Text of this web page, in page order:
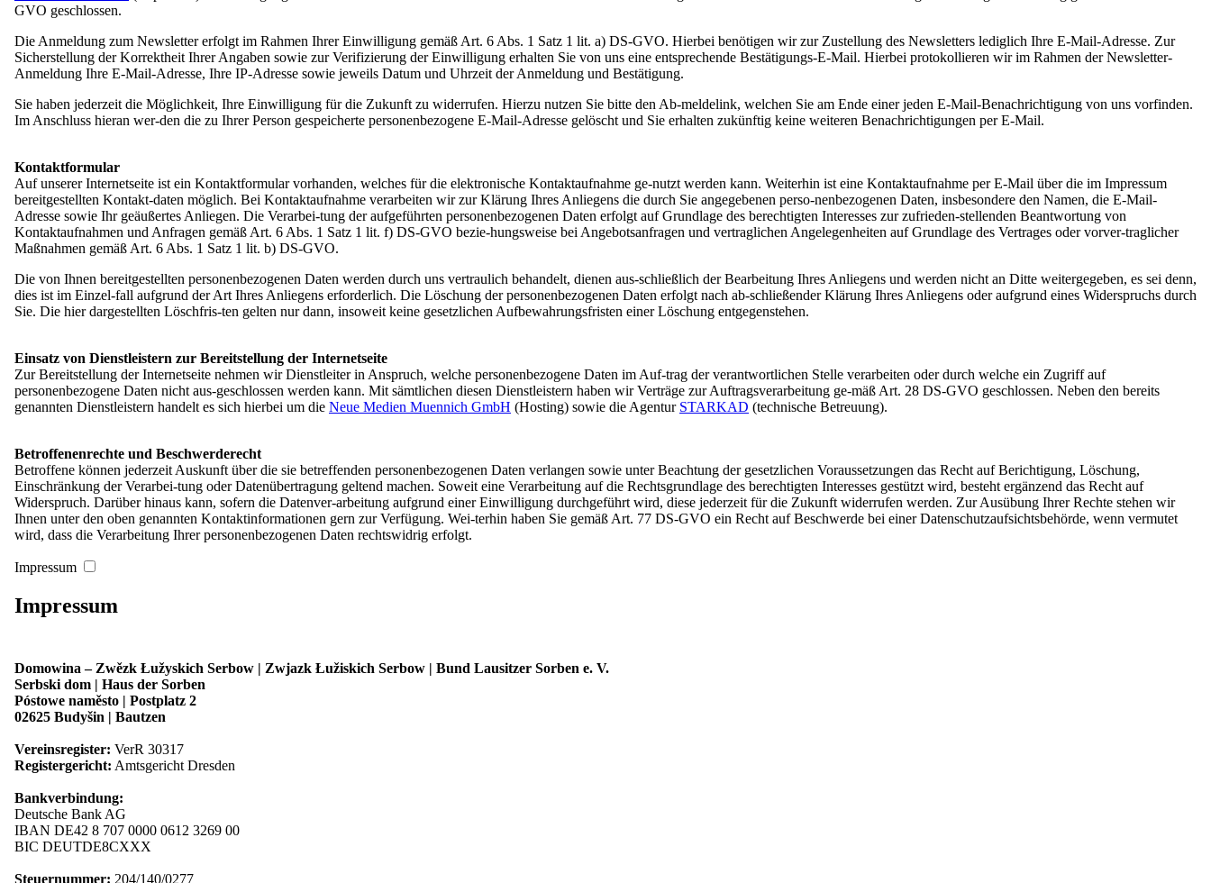
EUROPEADA
Auszeichnungen
Übersicht: Auszeichnungen
Preis der Domowina
Serbski Dudak
Die Lausitzer Sorben
Geschichte
Die sorbische Sprache
Immaterielles Kulturerbe
Rechte der Sorben
Das sorbische Lindenblatt
Umfrage Lausitz-Monitor
Wissen und Materialien
Übersicht: Wissen und Materialien
Adressen und Ressourcen
Übersetzer
Dokumente und Medien
Presse
Übersicht: Presse
Pressemitteilungen
Kontakt
Kontrast
Schrift
Leichte Sprache
Kontrast
Immaterielles Kulturerbe
Sorbische Bräuche und Traditionen sind Teil des immateriellen Kulturerbes Deutschlands (UNESCO) – ein Zeichen für ihre kulturelle Einzigartigkeit und Lebendigkeit. Dieses Erbe wollen wir aktiv bewahren.
Im Jahr 2014 wurden die Feste und Bräuche der Lausitzer Sorben im Jahreslauf in das Verzeichnis des immateriellen Kulturerbes der Bundesrepublik Deutschland aufgenommen. Damit wird das Engagement
der Sorben, ihre einzigartige lebendige kulturelle Identität zu bewahren, anerkannt.
Deutschland erarbeitet sich im Rahmen der entsprechenden UNESCO-Konvention ein eigenes Register des immateriellen Kulturerbes, wo z. B. unter anderem der Blaudruck, die Heidelberger HipHop-Kultur
GVO geschlossen.
Die Anmeldung zum Newsletter erfolgt im Rahmen Ihrer Einwilligung gemäß Art. 6 Abs. 1 Satz 1 lit. a) DS-GVO. Hierbei benötigen wir zur Zustellung des Newsletters lediglich Ihre E-Mail-Adresse. Zur
Sicherstellung der Korrektheit Ihrer Angaben sowie zur Verifizierung der Einwilligung erhalten Sie von uns eine entsprechende Bestätigungs-E-Mail. Hierbei protokollieren wir im Rahmen der Newsletter-
Anmeldung Ihre E-Mail-Adresse, Ihre IP-Adresse sowie jeweils Datum und Uhrzeit der Anmeldung und Bestätigung.
Sie haben jederzeit die Möglichkeit, Ihre Einwilligung für die Zukunft zu widerrufen. Hierzu nutzen Sie bitte den Ab-meldelink, welchen Sie am Ende einer jeden E-Mail-Benachrichtigung von uns vorfinden.
Im Anschluss hieran wer-den die zu Ihrer Person gespeicherte personenbezogene E-Mail-Adresse gelöscht und Sie erhalten zukünftig keine weiteren Benachrichtigungen per E-Mail.
Kontaktformular
Auf unserer Internetseite ist ein Kontaktformular vorhanden, welches für die elektronische Kontaktaufnahme ge-nutzt werden kann. Weiterhin ist eine Kontaktaufnahme per E-Mail über die im Impressum
bereitgestellten Kontakt-daten möglich. Bei Kontaktaufnahme verarbeiten wir zur Klärung Ihres Anliegens die durch Sie angegebenen perso-nenbezogenen Daten, insbesondere den Namen, die E-Mail-
Adresse sowie Ihr geäußertes Anliegen. Die Verarbei-tung der aufgeführten personenbezogenen Daten erfolgt auf Grundlage des berechtigten Interesses zur zufrieden-stellenden Beantwortung von
Kontaktaufnahmen und Anfragen gemäß Art. 6 Abs. 1 Satz 1 lit. f) DS-GVO bezie-hungsweise bei Angebotsanfragen und vertraglichen Angelegenheiten auf Grundlage des Vertrages oder vorver-traglicher
Maßnahmen gemäß Art. 6 Abs. 1 Satz 1 lit. b) DS-GVO.
Die von Ihnen bereitgestellten personenbezogenen Daten werden durch uns vertraulich behandelt, dienen aus-schließlich der Bearbeitung Ihres Anliegens und werden nicht an Ditte weitergegeben, es sei denn,
dies ist im Einzel-fall aufgrund der Art Ihres Anliegens erforderlich. Die Löschung der personenbezogenen Daten erfolgt nach ab-schließender Klärung Ihres Anliegens oder aufgrund eines Widerspruchs durch
Sie. Die hier dargestellten Löschfris-ten gelten nur dann, insoweit keine gesetzlichen Aufbewahrungsfristen einer Löschung entgegenstehen.
Einsatz von Dienstleistern zur Bereitstellung der Internetseite
Zur Bereitstellung der Internetseite nehmen wir Dienstleiter in Anspruch, welche personenbezogene Daten im Auf-trag der verantwortlichen Stelle verarbeiten oder durch welche ein Zugriff auf
personenbezogene Daten nicht aus-geschlossen werden kann. Mit sämtlichen diesen Dienstleistern haben wir Verträge zur Auftragsverarbeitung ge-mäß Art. 28 DS-GVO geschlossen. Neben den bereits
genannten Dienstleistern handelt es sich hierbei um die Neue Medien Muennich GmbH (Hosting) sowie die Agentur STARKAD (technische Betreuung).
Betroffenenrechte und Beschwerderecht
Betroffene können jederzeit Auskunft über die sie betreffenden personenbezogenen Daten verlangen sowie unter Beachtung der gesetzlichen Voraussetzungen das Recht auf Berichtigung, Löschung,
Einschränkung der Verarbei-tung oder Datenübertragung geltend machen. Soweit eine Verarbeitung auf die Rechtsgrundlage des berechtigten Interesses gestützt wird, besteht ergänzend das Recht auf
Widerspruch. Darüber hinaus kann, sofern die Datenver-arbeitung aufgrund einer Einwilligung durchgeführt wird, diese jederzeit für die Zukunft widerrufen werden. Zur Ausübung Ihrer Rechte stehen wir
Ihnen unter den oben genannten Kontaktinformationen gern zur Verfügung. Wei-terhin haben Sie gemäß Art. 77 DS-GVO ein Recht auf Beschwerde bei einer Datenschutzaufsichtsbehörde, wenn vermutet
wird, dass die Verarbeitung Ihrer personenbezogenen Daten rechtswidrig erfolgt.
Impressum
Impressum
Domowina – Zwězk Łužyskich Serbow | Zwjazk Łužiskich Serbow | Bund Lausitzer Sorben e. V.
Serbski dom | Haus der Sorben
Póstowe naměsto | Postplatz 2
02625 Budyšin | Bautzen
Vereinsregister: VerR 30317
Registergericht: Amtsgericht Dresden
Bankverbindung:
Deutsche Bank AG
IBAN DE42 8 707 0000 0612 3269 00
BIC DEUTDE8CXXX
Steuernummer: 204/140/0277